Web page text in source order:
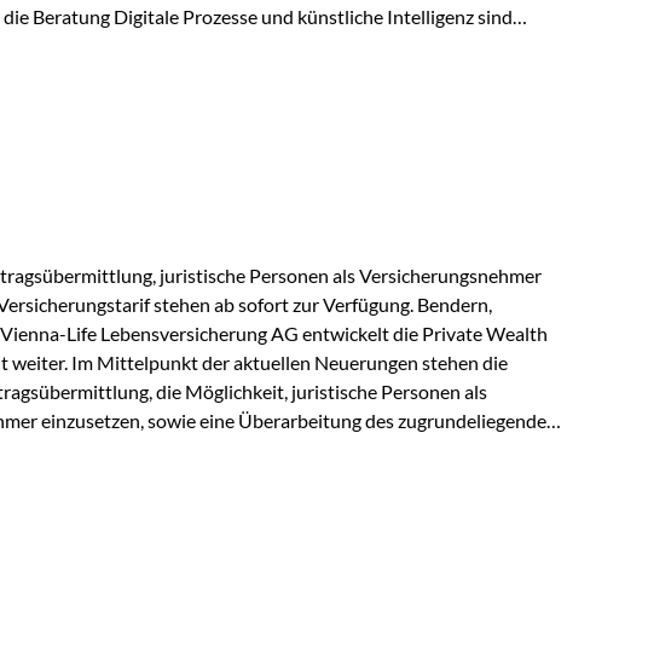
Beratung Digitale Prozesse und künstliche Intelligenz sind
und schaffen mehr Zeit für das Wesentliche: die persönliche
juristische Personen als Versicherungsnehmer
stehen ab sofort zur Verfügung. Bendern,
Life Lebensversicherung AG entwickelt die Private Wealth
weiter. Im Mittelpunkt der aktuellen Neuerungen stehen die
die Möglichkeit, juristische Personen als
einzusetzen, sowie eine Überarbeitung des zugrundeliegenden
deutlich effizienter gestaltet. Anträge werden direkt